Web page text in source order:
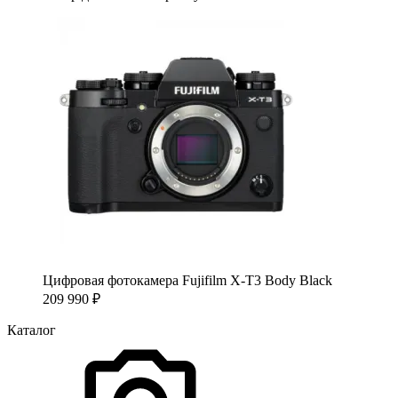
Цифровая фотокамера Fujifilm X-T3 Body Black
209 990 ₽
Каталог